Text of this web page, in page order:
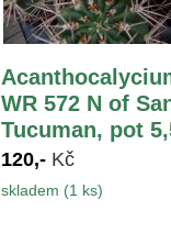
WR 572 N of
Tucuman, pot
120,- Kč
skladem (1 ks)